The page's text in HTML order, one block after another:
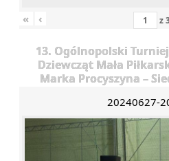
« ‹ z
13. Ogólnopolski Turniej
Dziewcząt Mała
Marka Procyszyna –
20240627-